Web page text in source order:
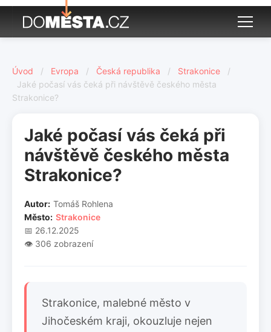
Úvod / Evropa / Česká republika / Strakonice
/
Jaké počasí vás čeká při návštěvě českého města
Strakonice?
Jaké počasí vás čeká při
návštěvě českého města
Strakonice?
Autor: Tomáš Rohlena
Město: Strakonice
📅 26.12.2025
👁️ 306 zobrazení
Strakonice, malebné město v
Jihočeském kraji, okouzluje nejen